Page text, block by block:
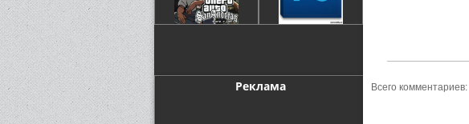
Реклама Всего комментариев: